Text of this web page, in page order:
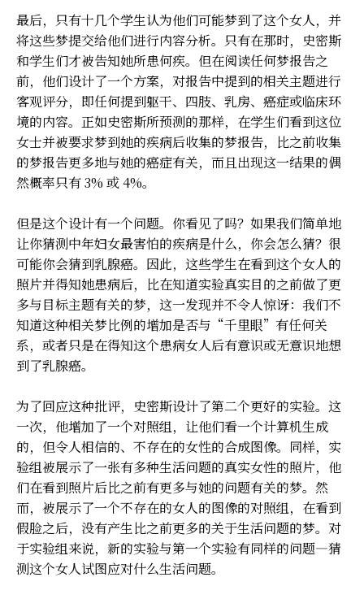
最后，只有十几个学生认为他们可能梦到了这个女人，并
将这些梦提交给他们进行内容分析。只有在那时，史密斯
和学生们才被告知她所患何疾。但在阅读任何梦报告之
前，他们设计了一个方案，对报告中提到的相关主题进行
客观评分，即任何提到躯干、四肢、乳房、癌症或临床环
境的内容。正如史密斯所预测的那样，在学生们看到这位
女士并被要求梦到她的疾病后收集的梦报告，比之前收集
的梦报告更多地与她的癌症有关，而且出现这一结果的偶
然概率只有 3% 或 4%。
但是这个设计有一个问题。你看见了吗？如果我们简单地
让你猜测中年妇女最害怕的疾病是什么，你会怎么猜？很
可能你会猜到乳腺癌。因此，这些学生在看到这个女人的
照片并得知她患病后，比在知道实验真实目的之前做了更
多与目标主题有关的梦，这一发现并不令人惊讶：我们不
知道这种相关梦比例的增加是否与“千里眼”有任何关
系，或者只是在得知这个患病女人后有意识或无意识地想
到了乳腺癌。
为了回应这种批评，史密斯设计了第二个更好的实验。这
一次，他增加了一个对照组，让他们看一个计算机生成
的，但令人相信的、不存在的女性的合成图像。同样，实
验组被展示了一张有多种生活问题的真实女性的照片，他
们在看到照片后比之前有更多与她的问题有关的梦。然
而，被展示了一个不存在的女人的图像的对照组，在看到
假脸之后，没有产生比之前更多的关于生活问题的梦。对
于实验组来说，新的实验与第一个实验有同样的问题—猜
测这个女人试图应对什么生活问题。